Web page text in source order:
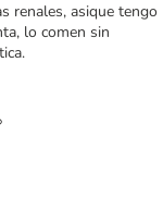
renales, asique tengo
lo comen sin